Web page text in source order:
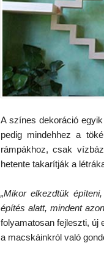
A színes dekoráció
pedig mindehhez a
rámpákhoz, csak
hetente takarítják a
„Mikor elkezdtük
építés alatt, mindent
folyamatosan fejleszti, új
a macskáinkról való